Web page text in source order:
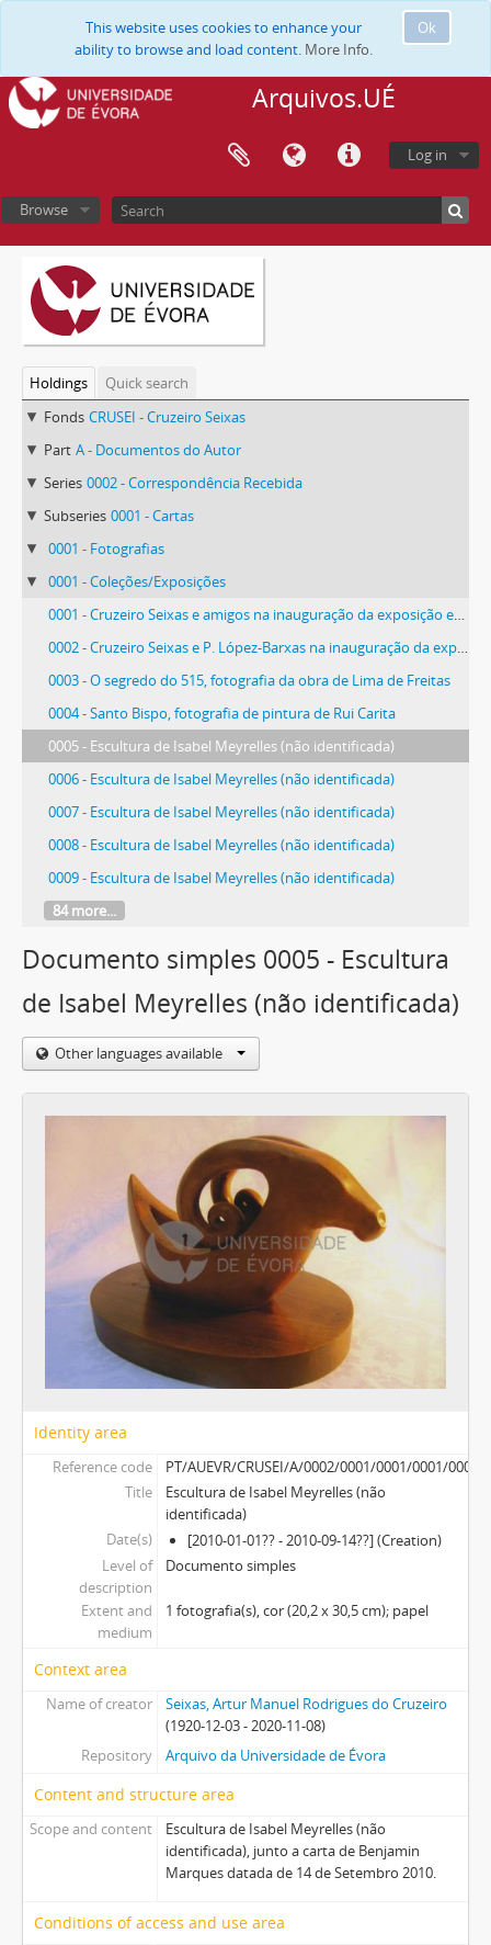
Ok
This website uses cookies to enhance your
ability to browse and load content. More Info.
Arquivos.UÉ
Log in
Browse
Holdings
Quick search
Fonds CRUSEI - Cruzeiro Seixas
Part A - Documentos do Autor
Series 0002 - Correspondência Recebida
Subseries 0001 - Cartas
0001 - Fotografias
0001 - Coleções/Exposições
0001 - Cruzeiro Seixas e amigos na inauguração da exposição em Famalicão
0002 - Cruzeiro Seixas e P. López-Barxas na inauguração da exposição em Famalicão
0003 - O segredo do 515, fotografia da obra de Lima de Freitas
0004 - Santo Bispo, fotografia de pintura de Rui Carita
0005 - Escultura de Isabel Meyrelles (não identificada)
0006 - Escultura de Isabel Meyrelles (não identificada)
0007 - Escultura de Isabel Meyrelles (não identificada)
0008 - Escultura de Isabel Meyrelles (não identificada)
0009 - Escultura de Isabel Meyrelles (não identificada)
84 more...
Documento simples 0005 - Escultura
de Isabel Meyrelles (não identificada)
Other languages available
Identity area
Reference code
PT/AUEVR/CRUSEI/A/0002/0001/0001/0001/0005
Title
Escultura de Isabel Meyrelles (não
identificada)
Date(s)
[2010-01-01?? - 2010-09-14??] (Creation)
Level of
description
Documento simples
Extent and
medium
1 fotografia(s), cor (20,2 x 30,5 cm); papel
Context area
Name of creator
Seixas, Artur Manuel Rodrigues do Cruzeiro
(1920-12-03 - 2020-11-08)
Repository
Arquivo da Universidade de Évora
Content and structure area
Scope and content
Escultura de Isabel Meyrelles (não
identificada), junto a carta de Benjamin
Marques datada de 14 de Setembro 2010.
Conditions of access and use area